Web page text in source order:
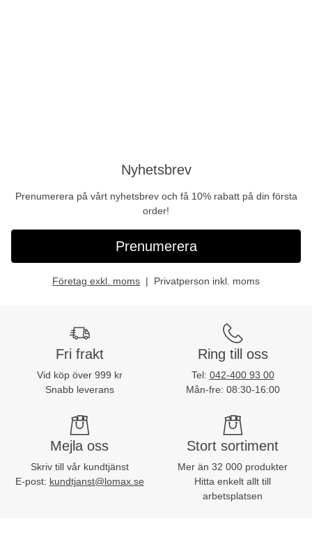
Nyhetsbrev
Prenumerera på vårt nyhetsbrev och få 10% rabatt på din första
order!
Prenumerera
Företag exkl. moms Privatperson inkl. moms
Fri frakt
Vid köp över 999 kr
Snabb leverans
Ring till oss
Tel: 042-400 93 00
Mån-fre: 08:30-16:00
Mejla oss
Skriv till vår kundtjänst
E-post: kundtjanst@lomax.se
Stort sortiment
Mer än 32 000 produkter
Hitta enkelt allt till
arbetsplatsen